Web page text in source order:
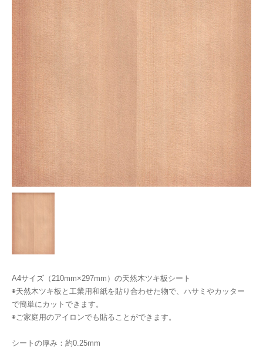
A4サイズ（210mm×297mm）の天然木ツキ板シート
◉天然木ツキ板と工業用和紙を貼り合わせた物で、ハサミやカッター
で簡単にカットできます。
◉ご家庭用のアイロンでも貼ることができます。
シートの厚み：約0.25mm